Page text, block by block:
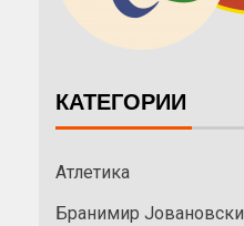
КАТЕГОРИИ
Атлетика
Бранимир Јовановски